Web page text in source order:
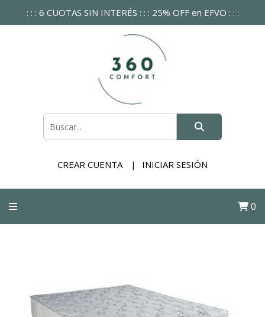
: : : 6 CUOTAS SIN INTERÉS : : : 25% OFF en EFVO : : :
CREAR CUENTA INICIAR SESIÓN
0